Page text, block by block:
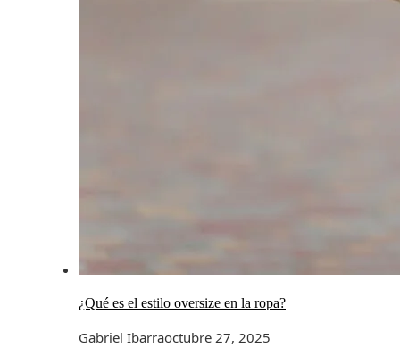
¿Qué es el estilo oversize en la ropa?
Gabriel Ibarraoctubre 27, 2025